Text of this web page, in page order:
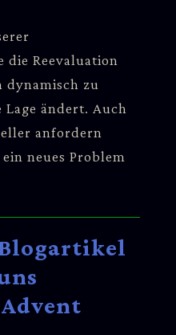
die Reevaluation
dynamisch zu
ändert. Auch
anfordern
neues Problem